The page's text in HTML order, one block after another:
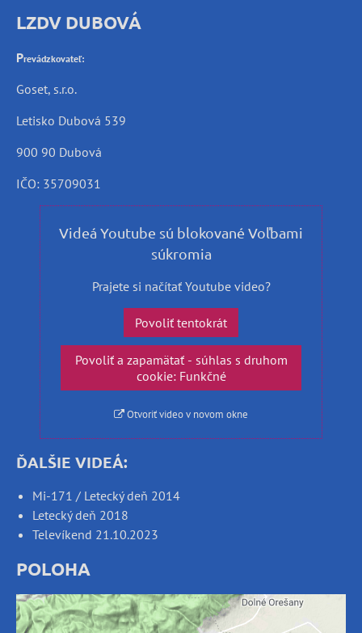
LZDV DUBOVÁ
Prevádzkovateľ:
Goset, s.r.o.
Letisko Dubová 539
900 90 Dubová
IČO: 35709031
Videá Youtube sú blokované Voľbami
súkromia
Prajete si načítať Youtube video?
Povoliť tentokrát
Povoliť a zapamätať - súhlas s druhom
cookie: Funkčné
Otvoriť video v novom okne
ĎALŠIE VIDEÁ:
Mi-171 / Letecký deň 2014
Letecký deň 2018
Televíkend 21.10.2023
POLOHA